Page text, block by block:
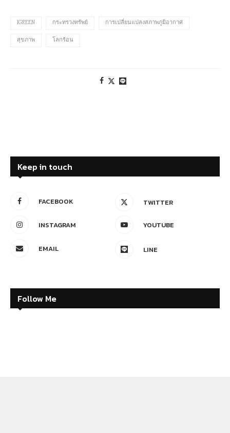
IGREEN กระทรวงทรัพย์ การเปลี่ยนแปลงสภาพภูมิอากาศ
สุขภาพ โลกร้อน
Keep in touch
FACEBOOK TWITTER
INSTAGRAM YOUTUBE
EMAIL LINE
Follow Me